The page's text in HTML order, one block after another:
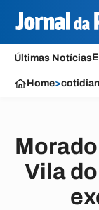
Últimas Notícias
Home>
Vila